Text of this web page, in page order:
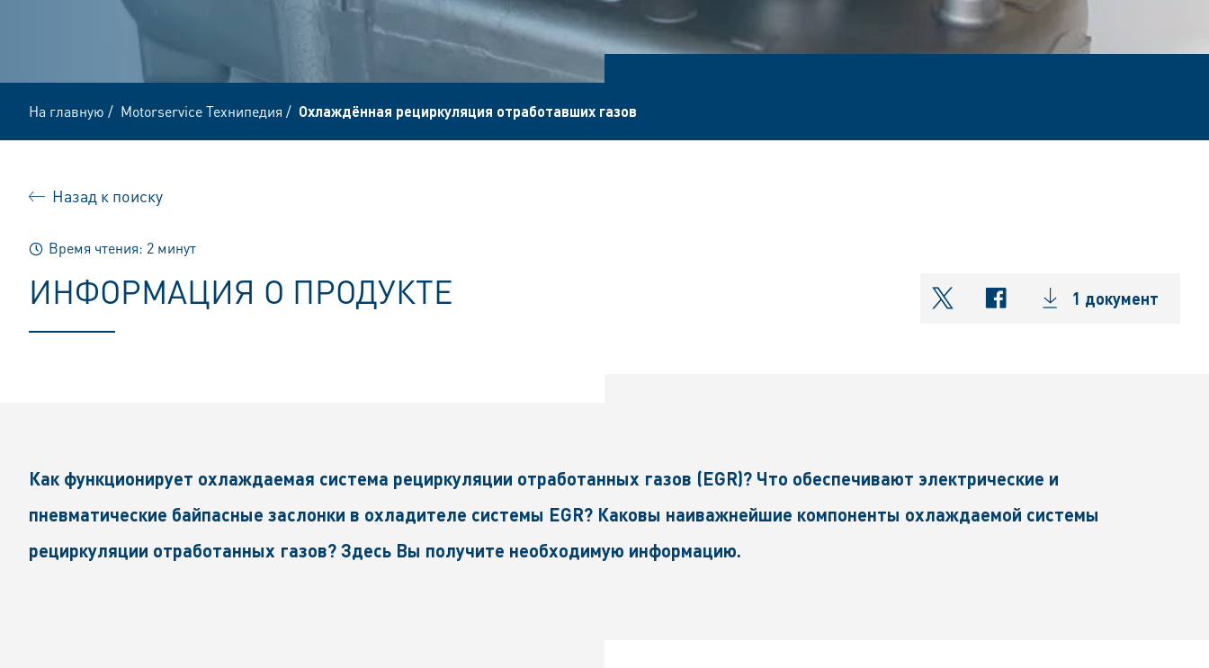
На главную / Motorservice Технипедия / Охлаждённая рециркуляция отработавших газов
Назад к поиску
Время чтения: 2 минут
ИНФОРМАЦИЯ О ПРОДУКТЕ shareOntwitter
shareOnfacebook
1 документ
Как функционирует охлаждаемая система рециркуляции отработанных газов (EGR)? Что обеспечивают электрические и
пневматические байпасные заслонки в охладителе системы EGR? Каковы наиважнейшие компоненты охлаждаемой системы
рециркуляции отработанных газов? Здесь Вы получите необходимую информацию.